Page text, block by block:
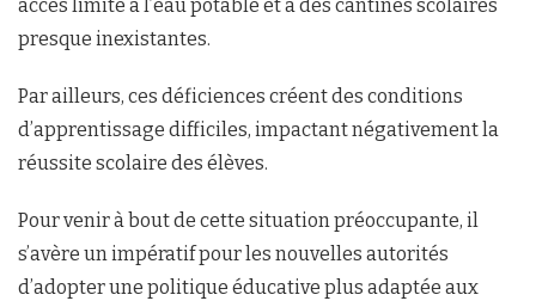
accès limité à l’eau potable et à des cantines scolaires
presque inexistantes.
Par ailleurs, ces déficiences créent des conditions
d’apprentissage difficiles, impactant négativement la
réussite scolaire des élèves.
Pour venir à bout de cette situation préoccupante, il
s’avère un impératif pour les nouvelles autorités
d’adopter une politique éducative plus adaptée aux